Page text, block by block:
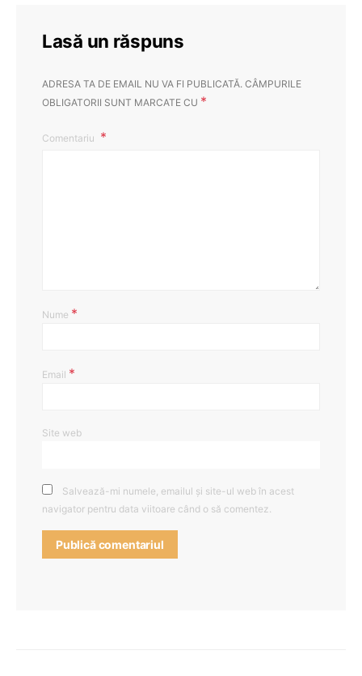
Lasă un răspuns
ADRESA TA DE EMAIL NU VA FI PUBLICATĂ. CÂMPURILE
OBLIGATORII SUNT MARCATE CU *
Comentariu
Nume *
Email *
Site web
Salvează-mi numele, emailul și site-ul web în acest
navigator pentru data viitoare când o să comentez.